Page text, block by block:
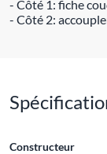
- Côté 1: fiche
- Côté 2:
Constructeur